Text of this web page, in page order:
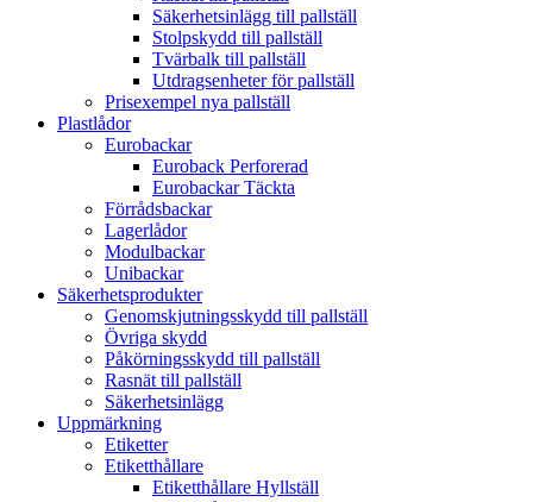
Säkerhetsinlägg till pallställ
Stolpskydd till pallställ
Tvärbalk till pallställ
Utdragsenheter för pallställ
Prisexempel nya pallställ
Plastlådor
Eurobackar
Euroback Perforerad
Eurobackar Täckta
Förrådsbackar
Lagerlådor
Modulbackar
Unibackar
Säkerhetsprodukter
Genomskjutningsskydd till pallställ
Övriga skydd
Påkörningsskydd till pallställ
Rasnät till pallställ
Säkerhetsinlägg
Uppmärkning
Etiketter
Etiketthållare
Etiketthållare Hyllställ